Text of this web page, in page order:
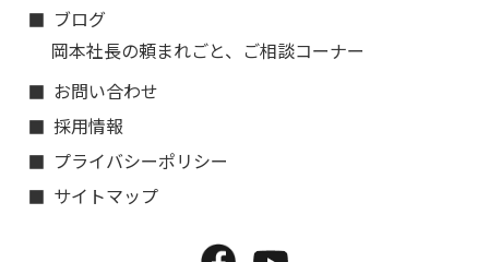
ブログ
岡本社長の頼まれごと、ご相談コーナー
お問い合わせ
採用情報
プライバシーポリシー
サイトマップ